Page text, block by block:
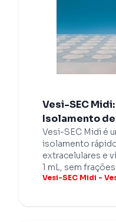
Vesi-SEC
Isolamento de
Vesi-SEC Midi é
isolamento
extracelulares e
1 mL, sem
Vesi-SEC Midi -